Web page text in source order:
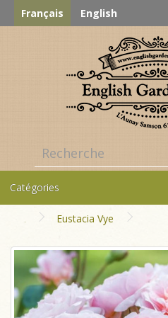
Français English
Catégories
Eustacia Vye